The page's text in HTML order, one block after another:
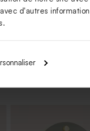
d'autres
Voir +